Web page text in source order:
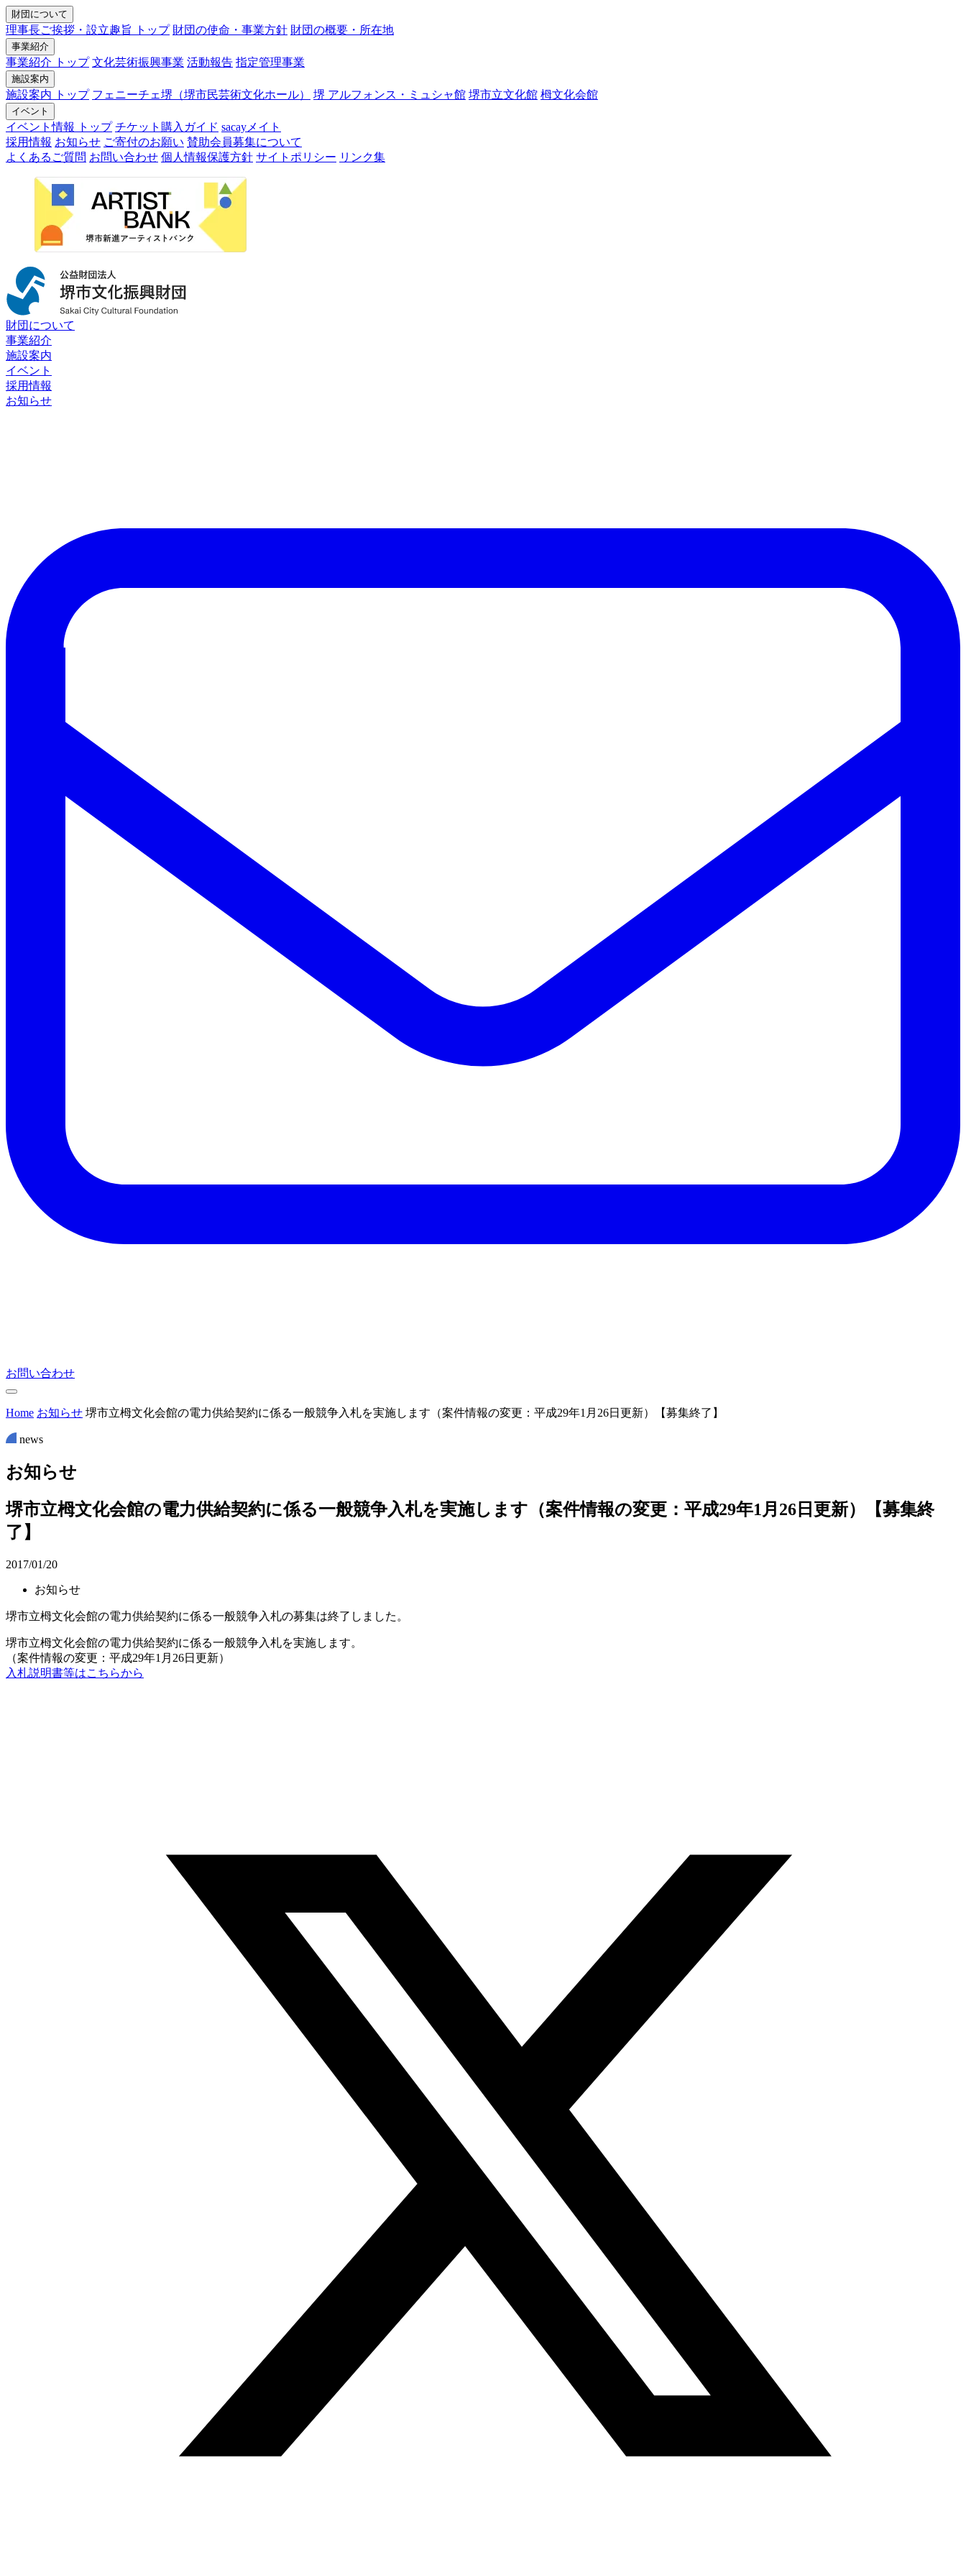
財団について
理事長ご挨拶・設立趣旨 トップ 財団の使命・事業方針 財団の概要・所在地
事業紹介
事業紹介 トップ 文化芸術振興事業 活動報告 指定管理事業
施設案内
施設案内 トップ フェニーチェ堺（堺市民芸術文化ホール） 堺 アルフォンス・ミュシャ館 堺市立文化館 栂文化会館
イベント
イベント情報 トップ チケット購入ガイド sacayメイト
採用情報 お知らせ ご寄付のお願い 賛助会員募集について
よくあるご質問 お問い合わせ 個人情報保護方針 サイトポリシー リンク集
財団について
事業紹介
施設案内
イベント
採用情報
お知らせ
お問い合わせ
Home お知らせ 堺市立栂文化会館の電力供給契約に係る一般競争入札を実施します（案件情報の変更：平成29年1月26日更新）【募集終了】
news
お知らせ
堺市立栂文化会館の電力供給契約に係る一般競争入札を実施します（案件情報の変更：平成29年1月26日更新）【募集終
了】
2017/01/20
お知らせ
堺市立栂文化会館の電力供給契約に係る一般競争入札の募集は終了しました。
堺市立栂文化会館の電力供給契約に係る一般競争入札を実施します。
（案件情報の変更：平成29年1月26日更新）
入札説明書等はこちらから